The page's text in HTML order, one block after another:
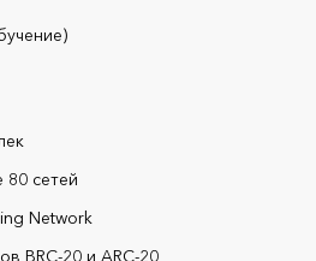
сетей
Network
BRC-20 и ARC-20